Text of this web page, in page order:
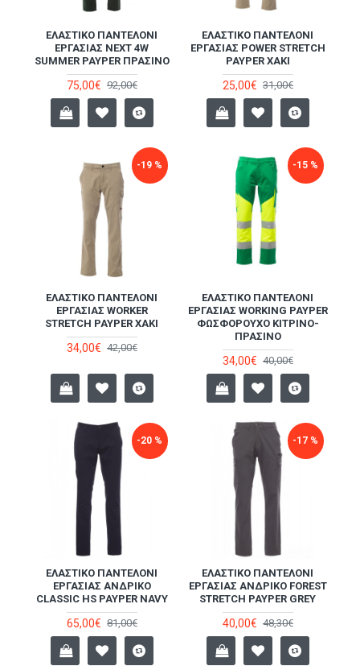
ΕΛΑΣΤΙΚΌ ΠΑΝΤΕΛΌΝΙ
ΕΡΓΑΣΊΑΣ NEXT 4W
SUMMER PAYPER ΠΡΆΣΙΝΟ
75,00€ 92,00€
ΕΛΑΣΤΙΚΌ ΠΑΝΤΕΛΌΝΙ
ΕΡΓΑΣΊΑΣ POWER STRETCH
PAYPER ΧΑΚΊ
25,00€ 31,00€
-19 %
ΕΛΑΣΤΙΚΌ ΠΑΝΤΕΛΌΝΙ
ΕΡΓΑΣΊΑΣ WORKER
STRETCH PAYPER ΧΑΚΊ
34,00€ 42,00€
-15 %
ΕΛΑΣΤΙΚΌ ΠΑΝΤΕΛΌΝΙ
ΕΡΓΑΣΊΑΣ WORKING PAYPER
ΦΩΣΦΟΡΟΎΧΟ ΚΊΤΡΙΝΟ-
ΠΡΆΣΙΝΟ
34,00€ 40,00€
-20 %
ΕΛΑΣΤΙΚΌ ΠΑΝΤΕΛΌΝΙ
ΕΡΓΑΣΊΑΣ ΑΝΔΡΙΚΌ
CLASSIC HS PAYPER NAVY
65,00€ 81,00€
-17 %
ΕΛΑΣΤΙΚΌ ΠΑΝΤΕΛΌΝΙ
ΕΡΓΑΣΊΑΣ ΑΝΔΡΙΚΌ FOREST
STRETCH PAYPER GREY
40,00€ 48,30€